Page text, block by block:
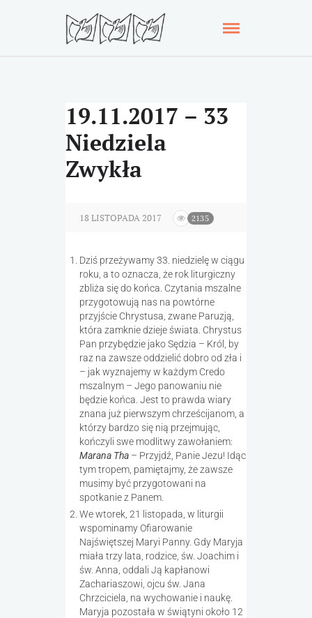
19.11.2017 – 33
Niedziela
Zwykła
18 LISTOPADA 2017 2135
Dziś przeżywamy 33. niedzielę w ciągu
roku, a to oznacza, że rok liturgiczny
zbliża się do końca. Czytania mszalne
przygotowują nas na powtórne
przyjście Chrystusa, zwane Paruzją,
która zamknie dzieje świata. Chrystus
Pan przybędzie jako Sędzia – Król, by
raz na zawsze oddzielić dobro od zła i
– jak wyznajemy w każdym Credo
mszalnym – Jego panowaniu nie
będzie końca. Jest to prawda wiary
znana już pierwszym chrześcijanom, a
którzy bardzo się nią przejmując,
kończyli swe modlitwy zawołaniem:
Marana Tha – Przyjdź, Panie Jezu! Idąc
tym tropem, pamiętajmy, że zawsze
musimy być przygotowani na
spotkanie z Panem.
We wtorek, 21 listopada, w liturgii
wspominamy Ofiarowanie
Najświętszej Maryi Panny. Gdy Maryja
miała trzy lata, rodzice, św. Joachim i
św. Anna, oddali Ją kapłanowi
Zachariaszowi, ojcu św. Jana
Chrzciciela, na wychowanie i naukę.
Maryja pozostała w świątyni około 12